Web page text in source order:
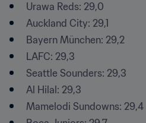
Urawa Reds: 29,0
Auckland City: 29,1
Bayern München: 29,2
LAFC: 29,3
Seattle Sounders: 29,3
Al Hilal: 29,3
Mamelodi Sundowns: 29,4